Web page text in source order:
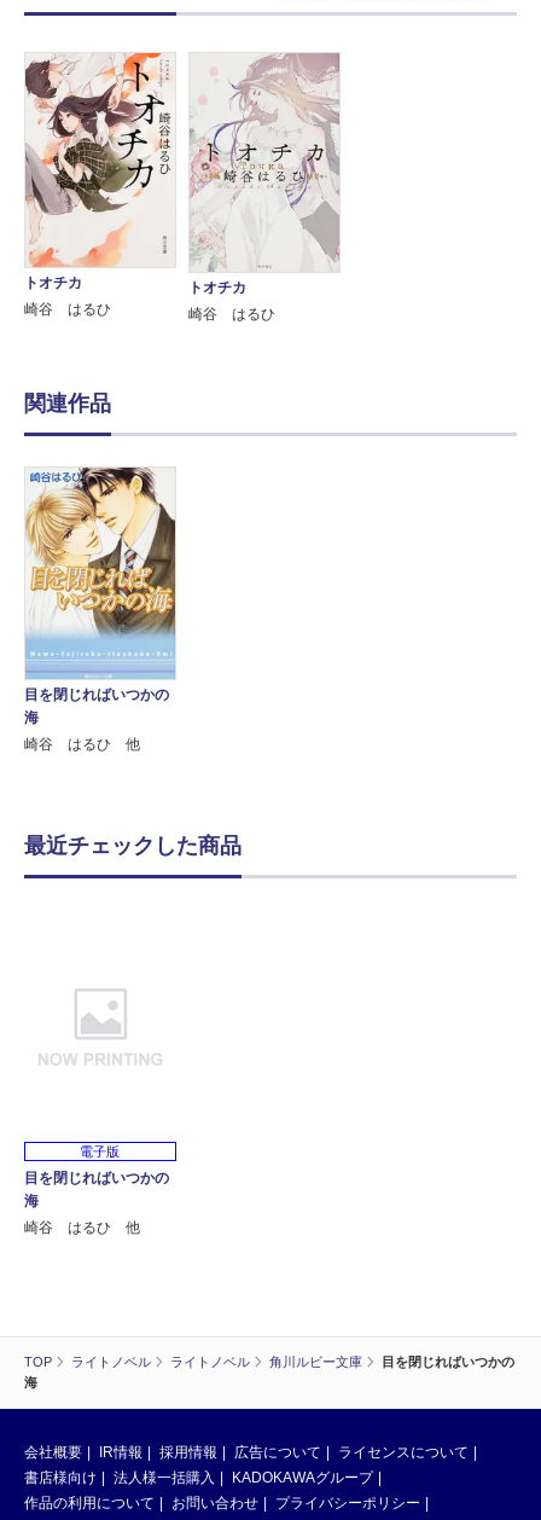
TOP ライトノベル ライトノベル 角川ルビー文庫
目を閉じればいつかの
海
トオチカ
崎谷 はるひ
トオチカ
崎谷 はるひ
関連作品
目を閉じればいつかの
海
崎谷 はるひ 他
最近チェックした商品
電子版
目を閉じればいつかの
海
崎谷 はるひ 他
会社概要 IR情報 採用情報 広告について
ライセンスについて
書店様向け
法人様一括購入
KADOKAWAグループ
作品の利用について
お問い合わせ
プライバシーポリシー